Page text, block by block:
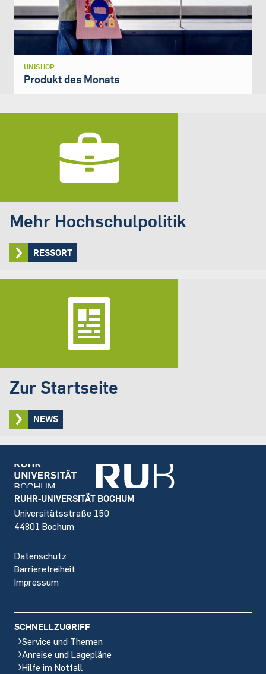
UNISHOP
Produkt des Monats
Mehr Hochschulpolitik
RESSORT
Zur Startseite
NEWS
Footer
RUHR-UNIVERSITÄT BOCHUM
Universitätsstraße 150
44801 Bochum
Datenschutz
Barrierefreiheit
Impressum
SCHNELLZUGRIFF
Service und Themen
Anreise und Lagepläne
Hilfe im Notfall